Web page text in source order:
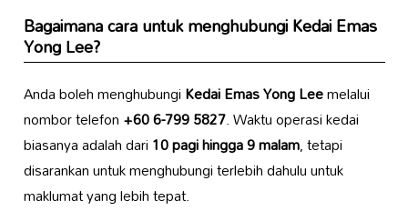
Bagaimana cara untuk menghubungiKedai Emas
Yong Lee?
Anda boleh menghubungiKedai Emas Yong Leemelalui
nombor telefon+60 6-799 5827. Waktu operasi kedai
biasanya adalah dari10 pagi hingga 9 malam, tetapi
disarankan untuk menghubungi terlebih dahulu untuk
maklumat yang lebih tepat.